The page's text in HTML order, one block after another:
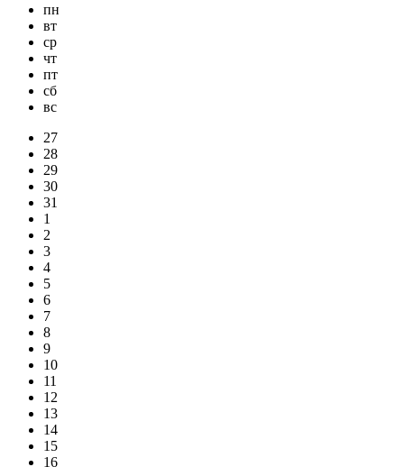
пн
вт
ср
чт
пт
сб
вс
27
28
29
30
31
1
2
3
4
5
6
7
8
9
10
11
12
13
14
15
16